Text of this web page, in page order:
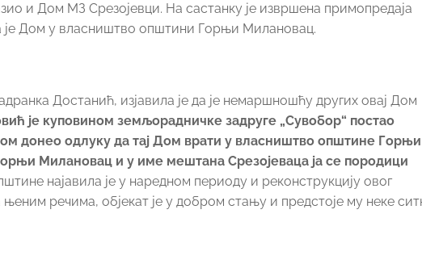
и Дом МЗ Срезојевци. На састанку је извршена примопредаја
је Дом у власништво општини Горњи Милановац.
Достанић, изјавила је да је немаршношћу других овај Дом
је куповином земљорадничке задруге „Сувобор“ постао
донео одлуку да тај Дом врати у власништво општине Горњи
Милановац и у име мештана Срезојеваца ја се породици
најавила је у наредном периоду и реконструкцију овог
речима, објекат је у добром стању и предстоје му неке